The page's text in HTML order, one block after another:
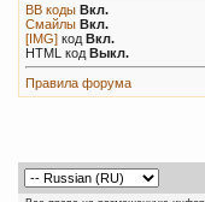
BB коды Вкл.
Смайлы Вкл.
[IMG] код Вкл.
HTML код Выкл.
Правила форума